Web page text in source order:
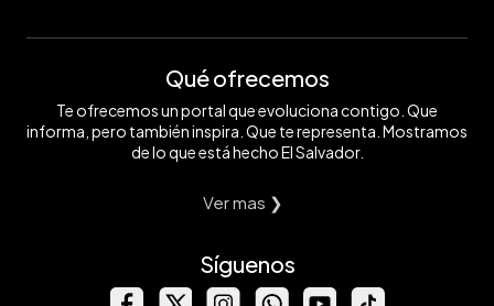
Qué ofrecemos
Te ofrecemos un portal que evoluciona contigo. Que
informa, pero también inspira. Que te representa. Mostramos
de lo que está hecho El Salvador.
Ver mas ❯
Síguenos